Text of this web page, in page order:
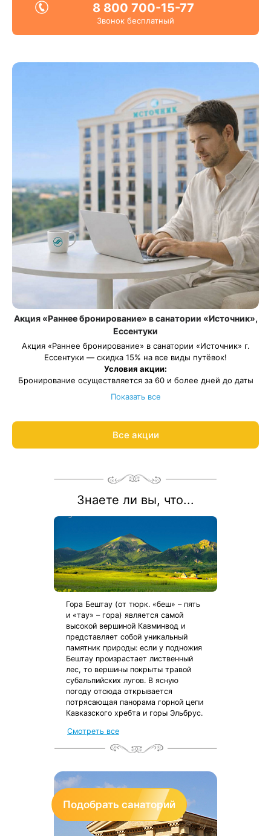
8 800 700-15-77
Звонок бесплатный
Акция «Раннее бронирование» в санатории «Источник»,
Ессентуки
Акция «Раннее бронирование» в санатории «Источник» г.
Ессентуки — скидка 15% на все виды путёвок!
Условия акции:
Бронирование осуществляется за 60 и более дней до даты
Скидка по данной акции не суммируется с другими
27 декабря 2026.
Рассчитаем цену со скидкой и забронируем отдых по акции:
Показать все
Все акции
Знаете ли вы, что...
Гора Бештау (от тюрк. «беш» – пять
и «тау» – гора) является самой
высокой вершиной Кавминвод и
представляет собой уникальный
памятник природы: если у подножия
Бештау произрастает лиственный
лес, то вершины покрыты травой
субальпийских лугов. В ясную
погоду отсюда открывается
потрясающая панорама горной цепи
Кавказского хребта и горы Эльбрус.
Смотреть все
Подобрать санаторий